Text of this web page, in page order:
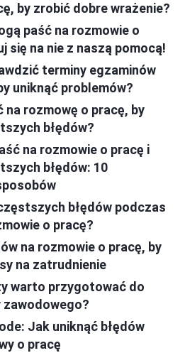
by zrobić dobre wrażenie?
paść na rozmowie o
się na nie z naszą pomocą!
terminy egzaminów
uniknąć problemów?
na rozmowę o pracę, by
błędów?
na rozmowie o pracę i
błędów: 10
błędów podczas
o pracę?
na rozmowie o pracę, by
na zatrudnienie
warto przygotować do
Jak uniknąć błędów
o pracę